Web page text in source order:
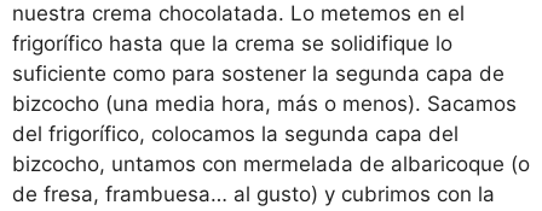
nuestra crema chocolatada. Lo metemos en el
frigorífico hasta que la crema se solidifique lo
suficiente como para sostener la segunda capa de
bizcocho (una media hora, más o menos). Sacamos
del frigorífico, colocamos la segunda capa del
bizcocho, untamos con mermelada de albaricoque (o
de fresa, frambuesa… al gusto) y cubrimos con la